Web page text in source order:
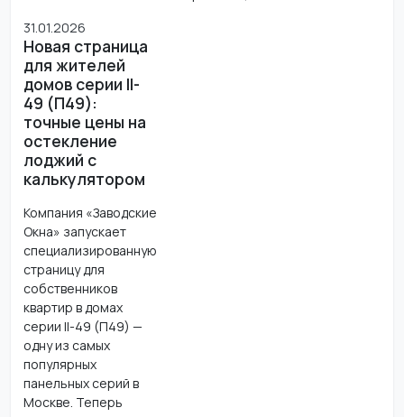
31.01.2026
Новая страница
для жителей
домов серии II-
49 (П49):
точные цены на
остекление
лоджий с
калькулятором
Компания «Заводские
Окна» запускает
специализированную
страницу для
собственников
квартир в домах
серии II-49 (П49) —
одну из самых
популярных
панельных серий в
Москве. Теперь